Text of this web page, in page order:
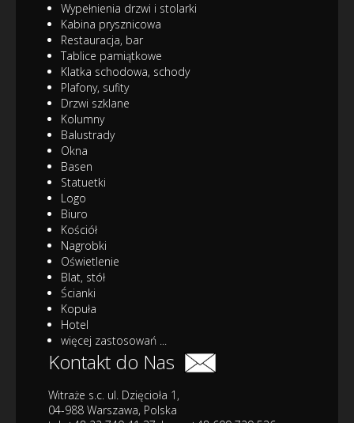
Wypełnienia drzwi i stolarki
Kabina prysznicowa
Restauracja, bar
Tablice pamiątkowe
Klatka schodowa, schody
Plafony, sufity
Drzwi szklane
Kolumny
Balustrady
Okna
Basen
Statuetki
Logo
Biuro
Kościół
Nagrobki
Oświetlenie
Blat, stół
Ścianki
Kopuła
Hotel
więcej zastosowań ...
Kontakt do Nas
Witraże s.c. ul. Dzięcioła 1,
04-988 Warszawa, Polska